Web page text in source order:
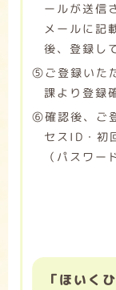
ールが送信
メールに記
後、登録し
➄ご登録いた
課より登録
➅確認後、ご
セスID・初
（パスワー
「ほいく